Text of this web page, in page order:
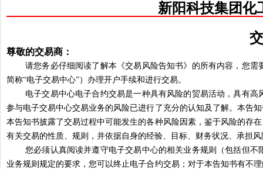
新阳科技集团化
尊敬的交易商：
请您务必仔细阅读了解本《交易风险告知书》的所有内容，您
简称“电子交易中心”）办理开户手续和进行交易。
电子交易中心电子合约交易是一种具有风险的贸易活动，具有
参与电子交易中心交易业务的风险已进行了充分的认知及了解。本告
本告知书披露了交易过程中可能发生的各种风险因素，鉴于风险的存
有关交易的性质、规则，并依据自身的经验、目标、财务状况、承担
您必须认真阅读并遵守电子交易中心的相关业务规则（包括但
业务规则规定的要求，您可以终止电子合约交易；对于本告知书有不